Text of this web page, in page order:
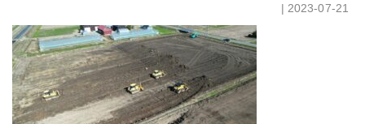
| 2023-07-21